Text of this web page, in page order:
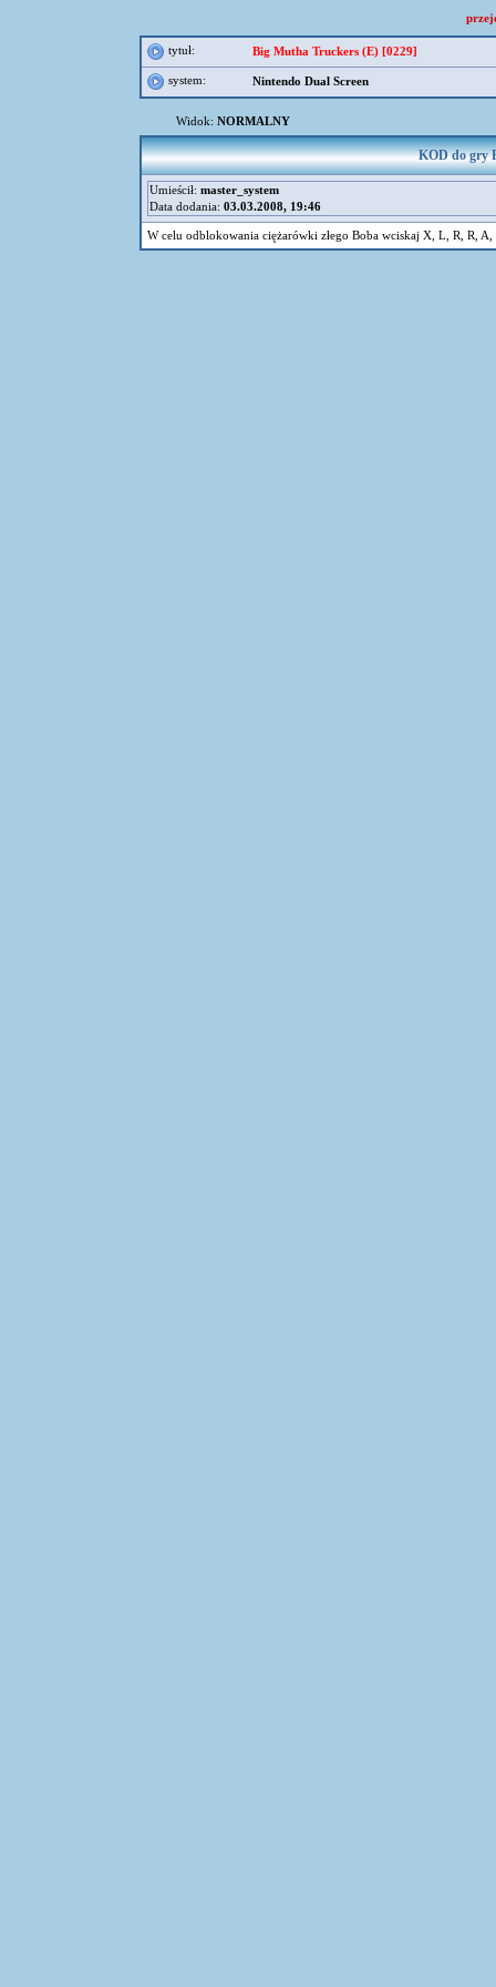
tytuł: Big Mutha Truckers (E) [0229]
system: Nintendo Dual Screen
Widok: NORMALNY
KOD do gry
Umieścił: master_system
Data dodania: 03.03.2008, 19:46
W celu odblokowania ciężarówki złego Boba wciskaj X, L, R, R,